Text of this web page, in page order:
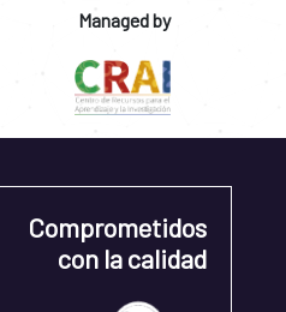
Managed by
Comprometidos
con la calidad